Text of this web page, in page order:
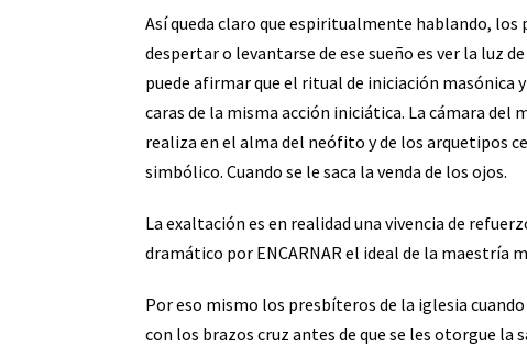
Así queda claro que espiritualmente hablando,
despertar o levantarse de ese sueño es ver la luz
puede afirmar que el ritual de iniciación masónica
caras de la misma acción iniciática. La cámara
realiza en el alma del neófito y de los arquetipos
simbólico. Cuando se le saca la venda de los ojos.
La exaltación es en realidad una vivencia de
dramático por ENCARNAR el ideal de la maestría
Por eso mismo los presbíteros de la iglesia
con los brazos cruz antes de que se les otorgue la